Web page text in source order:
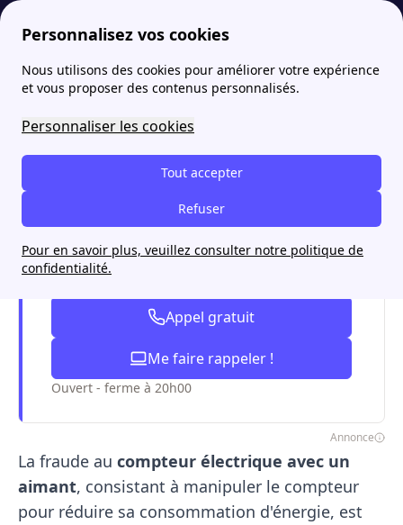
Personnalisez vos cookies
Nous utilisons des cookies pour améliorer votre expérience
et vous proposer des contenus personnalisés.
Personnaliser les cookies
Tout accepter
Refuser
Pour en savoir plus, veuillez consulter notre politique de
confidentialité.
papernest Compteur électrique Compteur électrique aimant : autres solutions pour réduire sa facture
Compteur électrique
aimant : autres solutions
pour réduire sa facture
J'économise sur ma facture
Appel gratuit
Me faire rappeler !
Ouvert - ferme à 20h00
Annonce
La fraude au compteur électrique avec un
aimant, consistant à manipuler le compteur
pour réduire sa consommation d'énergie, est